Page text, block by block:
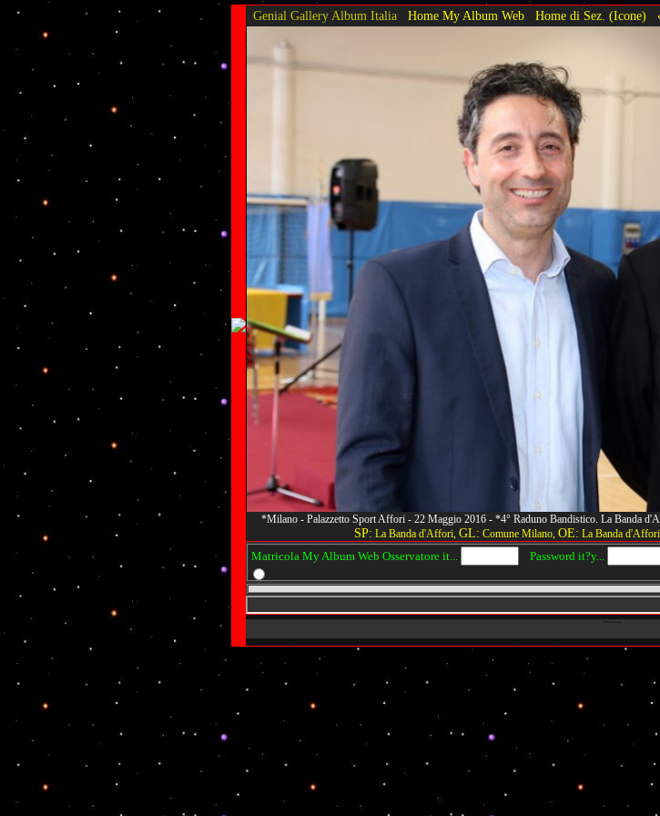
Genial Gallery Album Italia Home My Album Web Home di Sez. (Icone)
*Milano - Palazzetto Sport Affori - 22 Maggio 2016 - *4° Raduno Bandistico. La Banda
SP: La Banda d'Affori, GL: Comune Milano, OE: La Banda
Matricola My Album Web Osservatore it... Password it?y...